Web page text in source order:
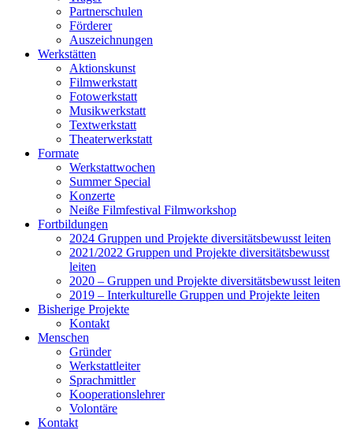
Partnerschulen
Förderer
Auszeichnungen
Werkstätten
Aktionskunst
Filmwerkstatt
Fotowerkstatt
Musikwerkstatt
Textwerkstatt
Theaterwerkstatt
Formate
Werkstattwochen
Summer Special
Konzerte
Neiße Filmfestival Filmworkshop
Fortbildungen
2024 Gruppen und Projekte diversitätsbewusst leiten
2021/2022 Gruppen und Projekte diversitätsbewusst
leiten
2020 – Gruppen und Projekte diversitätsbewusst leiten
2019 – Interkulturelle Gruppen und Projekte leiten
Bisherige Projekte
Kontakt
Menschen
Gründer
Werkstattleiter
Sprachmittler
Kooperationslehrer
Volontäre
Kontakt